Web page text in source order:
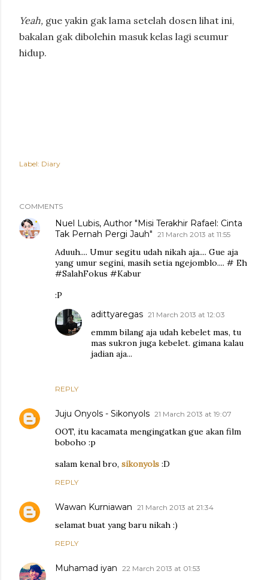
Yeah, gue yakin gak lama setelah dosen lihat ini,
bakalan gak dibolehin masuk kelas lagi seumur
hidup.
Label: Diary
COMMENTS
Nuel Lubis, Author "Misi Terakhir Rafael: Cinta
Tak Pernah Pergi Jauh" 21 March 2013 at 11:55
Aduuh.... Umur segitu udah nikah aja.... Gue aja
yang umur segini, masih setia ngejomblo.... # Eh
#SalahFokus #Kabur
:P
REPLY
adittyaregas 21 March 2013 at 12:03
emmm bilang aja udah kebelet mas, tu
mas sukron juga kebelet. gimana kalau
jadian aja...
Juju Onyols - Sikonyols 21 March 2013 at 19:07
OOT, itu kacamata mengingatkan gue akan film
boboho :p
salam kenal bro, sikonyols :D
REPLY
Wawan Kurniawan 21 March 2013 at 21:34
selamat buat yang baru nikah :)
REPLY
Muhamad iyan 22 March 2013 at 01:53